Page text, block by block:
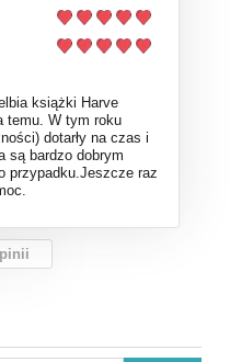
książki Harve
temu. W tym roku
dotarły na czas i
są bardzo dobrym
przypadku.Jeszcze raz